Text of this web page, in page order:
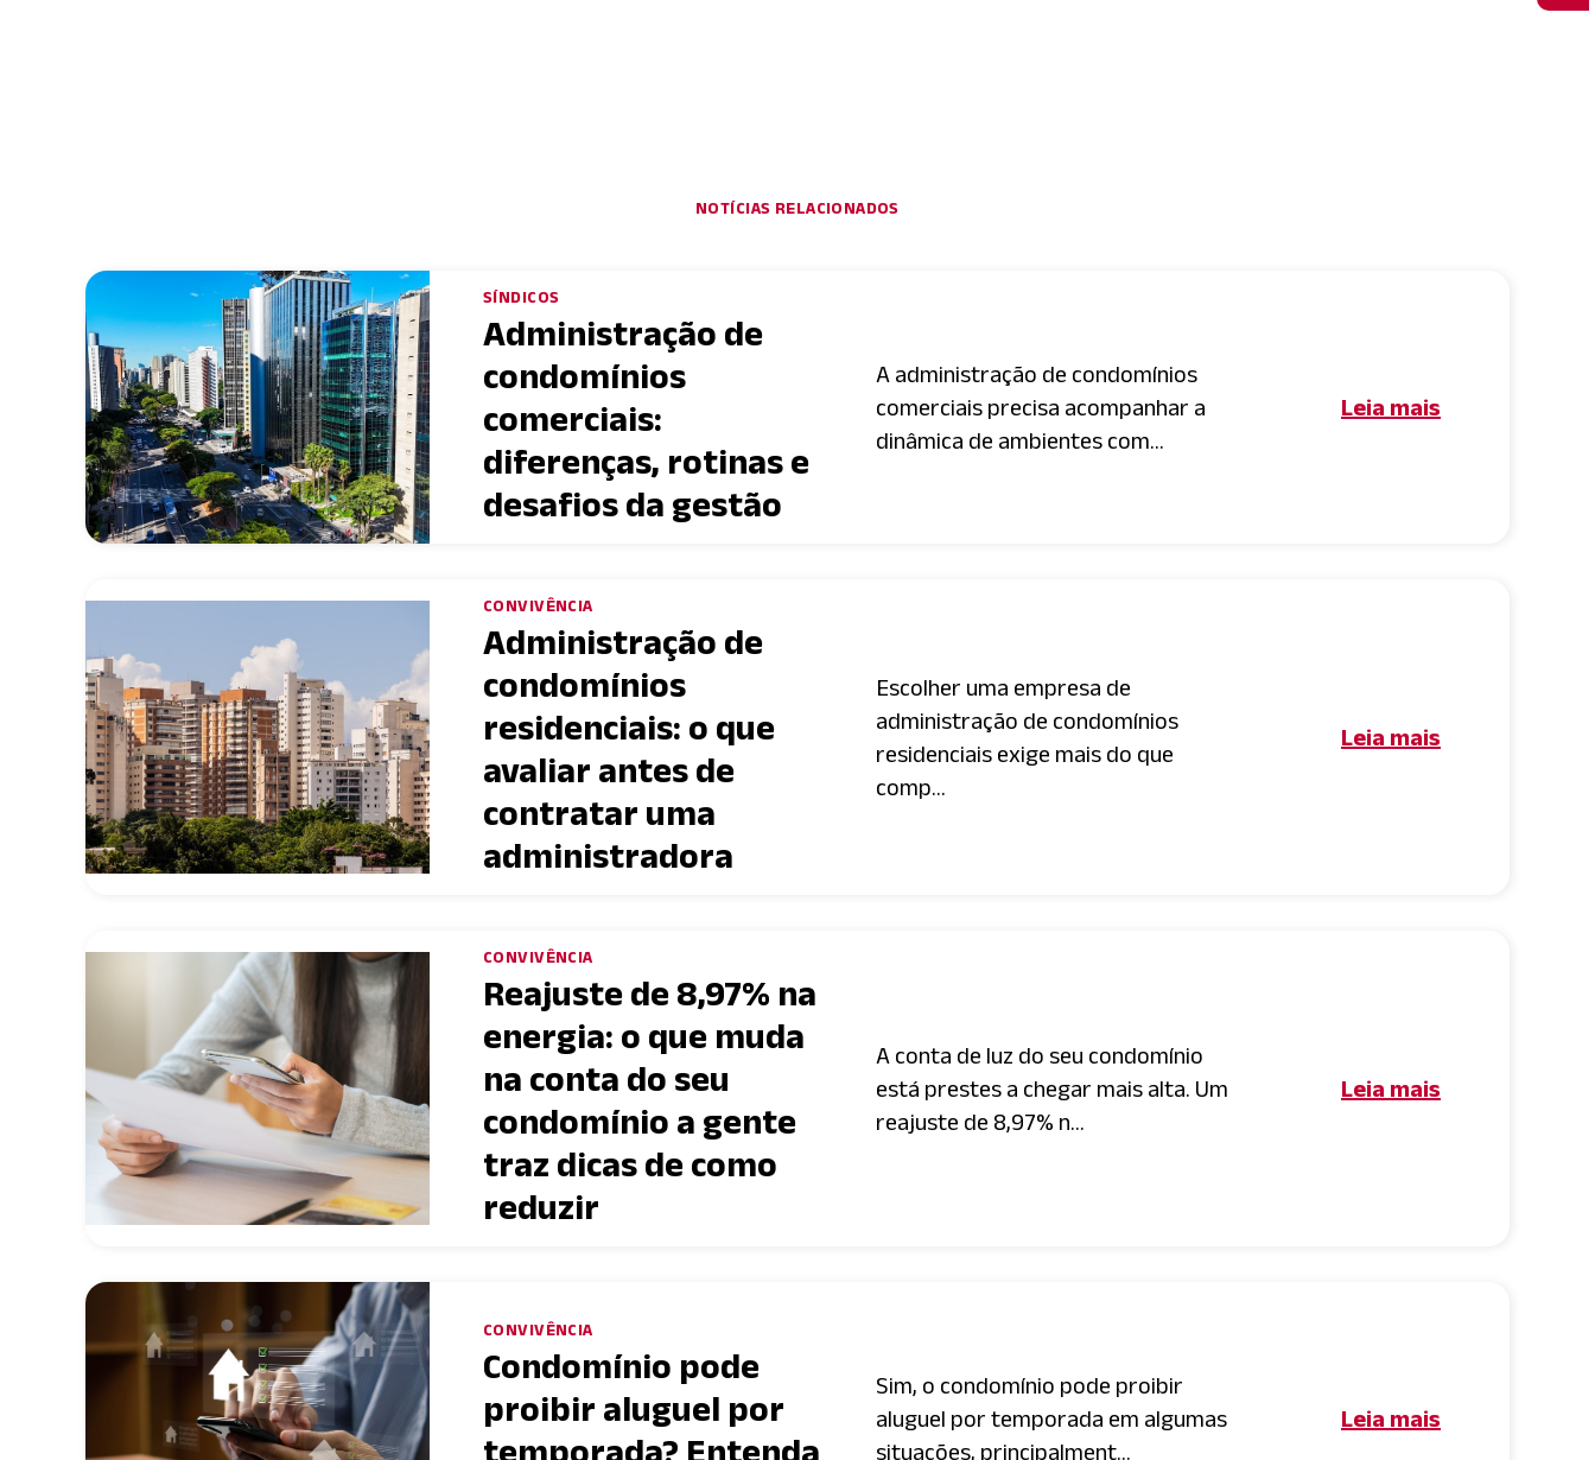
NOTÍCIAS RELACIONADOS
SÍNDICOS
Administração de
condomínios
comerciais:
diferenças, rotinas e
desafios da gestão
A administração de condomínios
comerciais precisa acompanhar a
dinâmica de ambientes com...
Leia mais
CONVIVÊNCIA
Administração de
condomínios
residenciais: o que
avaliar antes de
contratar uma
administradora
Escolher uma empresa de
administração de condomínios
residenciais exige mais do que
comp...
Leia mais
CONVIVÊNCIA
Reajuste de 8,97% na
energia: o que muda
na conta do seu
condomínio a gente
traz dicas de como
reduzir
A conta de luz do seu condomínio
está prestes a chegar mais alta. Um
reajuste de 8,97% n...
Leia mais
CONVIVÊNCIA
Condomínio pode
proibir aluguel por
temporada? Entenda
Sim, o condomínio pode proibir
aluguel por temporada em algumas
situações, principalment...
Leia mais